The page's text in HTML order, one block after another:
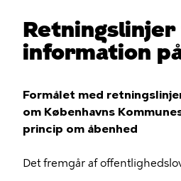
information
Formålet med
om Københavns
princip om åbenhed
Det fremgår af